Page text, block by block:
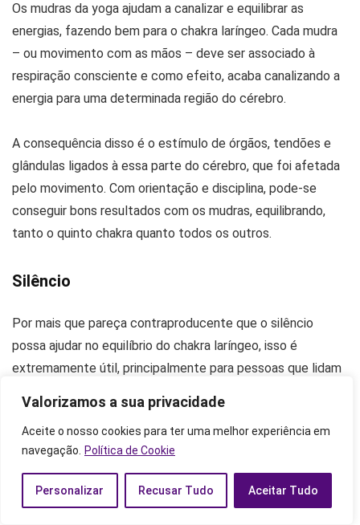
Valorizamos a sua privacidade
Aceite o nosso cookies para ter uma melhor experiência em
navegação.
Política de Cookie
Personalizar Recusar Tudo Aceitar Tudo
Os mudras da yoga ajudam a canalizar e equilibrar as
energias, fazendo bem para o chakra laríngeo. Cada mudra
– ou movimento com as mãos – deve ser associado à
respiração consciente e como efeito, acaba canalizando a
energia para uma determinada região do cérebro.
A consequência disso é o estímulo de órgãos, tendões e
glândulas ligados à essa parte do cérebro, que foi afetada
pelo movimento. Com orientação e disciplina, pode-se
conseguir bons resultados com os mudras, equilibrando,
tanto o quinto chakra quanto todos os outros.
Silêncio
Por mais que pareça contraproducente que o silêncio
possa ajudar no equilíbrio do chakra laríngeo, isso é
extremamente útil, principalmente para pessoas que lidam
colegas de trabalho ou dar aula, pode-se sofrer uma
sobrecarga, causando o desequilíbrio.
silêncio e tentar poupar, tanto sua voz quanto sua mente.